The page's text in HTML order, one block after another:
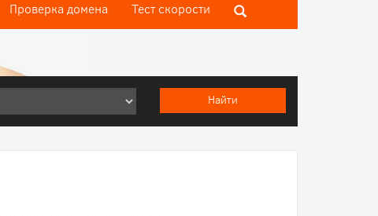
Проверка домена Тест скороcти